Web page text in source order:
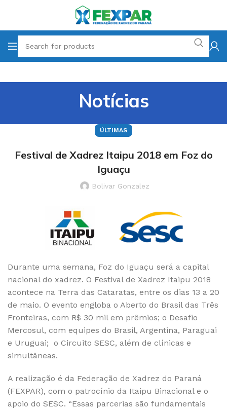
Notícias
ÚLTIMAS
Festival de Xadrez Itaipu 2018 em Foz do
Iguaçu
Bolivar Gonzalez
Durante uma semana, Foz do Iguaçu será a capital
nacional do xadrez. O Festival de Xadrez Itaipu 2018
acontece na Terra das Cataratas, entre os dias 13 a 20
de maio. O evento engloba o Aberto do Brasil das Três
Fronteiras, com R$ 30 mil em prêmios; o Desafio
Mercosul, com equipes do Brasil, Argentina, Paraguai
e Uruguai; o Circuito SESC, além de clínicas e
simultâneas.
A realização é da Federação de Xadrez do Paraná
(FEXPAR), com o patrocínio da Itaipu Binacional e o
apoio do SESC. “Essas parcerias são fundamentais